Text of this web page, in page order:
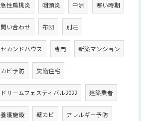
急性扁桃炎 咽頭炎 中洲 寒い時期
問い合わせ 布団 別荘
セカンドハウス 専門 新築マンション
カビ予防 欠陥住宅
ドリームフェスティバル2022 建築業者
養護施設 壁カビ アレルギー予防